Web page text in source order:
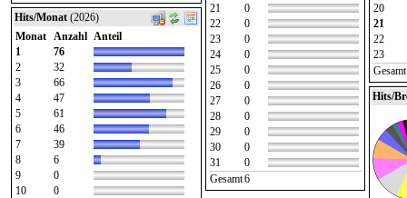
Hits/Monat (2026)
Monat
Anzahl Anteil
1
76
2
32
3
66
4
47
5
61
6
46
7
39
8
6
9
0
10
0
21
0
22
0
23
0
24
0
25
0
26
0
27
0
28
0
29
0
30
0
31
0
Gesamt6
20
21
22
23
Gesamt
Hits/